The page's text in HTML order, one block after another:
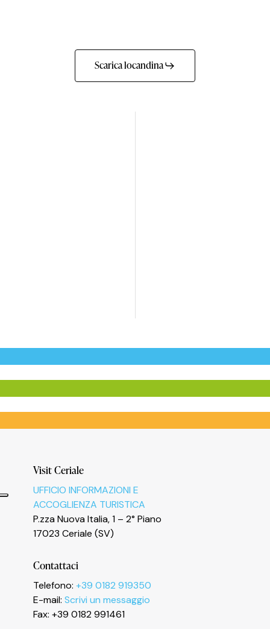
Scarica locandina
Visit Ceriale
UFFICIO INFORMAZIONI E
ACCOGLIENZA TURISTICA
P.zza Nuova Italia, 1 – 2° Piano
17023 Ceriale (SV)
Contattaci
Telefono: +39 0182 919350
E-mail: Scrivi un messaggio
Fax: +39 0182 991461